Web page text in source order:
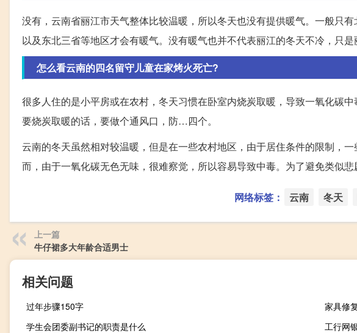
没有，云南省丽江市天气整体比较温暖，所以冬天也没有提供暖气。一般只
以及东北三省等地区才会有暖气。没有暖气也并不代表丽江的冬天不冷，只是
怎么看云南的四名留守儿童在家烤火死亡?
很多人住的是小平房或在农村，冬天习惯在卧室内烧炭取暖，导致一氧化碳
要烧炭取暖的话，要做个通风口，防…四个。
云南的冬天虽然相对较温暖，但是在一些农村地区，由于居住条件的限制，
而，由于一氧化碳无色无味，很难察觉，所以容易导致中毒。为了避免类似
网络标签： 云南 冬天
上一篇
牛仔裙多大年龄合适男士
相关问题
过年步骤150字
家具修
学生会团委副书记的职责是什么
工行网